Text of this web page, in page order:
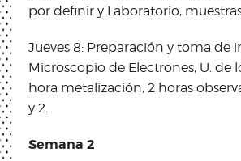
por definir y Laboratorio,
Jueves 8: Preparación y toma de
Microscopio de Electrones, U. de
hora metalización, 2 horas
y 2.
Semana 2